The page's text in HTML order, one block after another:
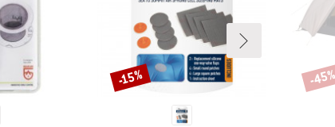
Korting
-15% -